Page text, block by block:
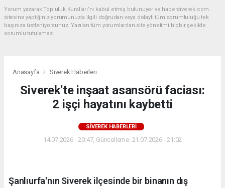
Yorum yazarak Topluluk Kuralları’nı kabul etmiş bulunuyor ve habersiverek.com
sitesine yaptığınız yorumunuzla ilgili doğrudan veya dolaylı tüm sorumluluğu tek
başınıza üstleniyorsunuz. Yazılan tüm yorumlardan site yönetimi hiçbir şekilde
sorumlu tutulamaz.
Anasayfa Siverek Haberleri
Siverek'te inşaat asansörü faciası:
2 işçi hayatını kaybetti
SIVEREK HABERLERI
14.07.2026 - 20:47, Güncelleme: 21.07.2026 - 21:02
Şanlıurfa'nın Siverek ilçesinde bir binanın dış